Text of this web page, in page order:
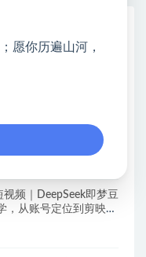
享，CSGO游戏搬
会见收益
战课，从原理到实
动运行的AI Agent
视频｜DeepSeek即梦豆
，从账号定位到剪映剪
愿你历遍山河，